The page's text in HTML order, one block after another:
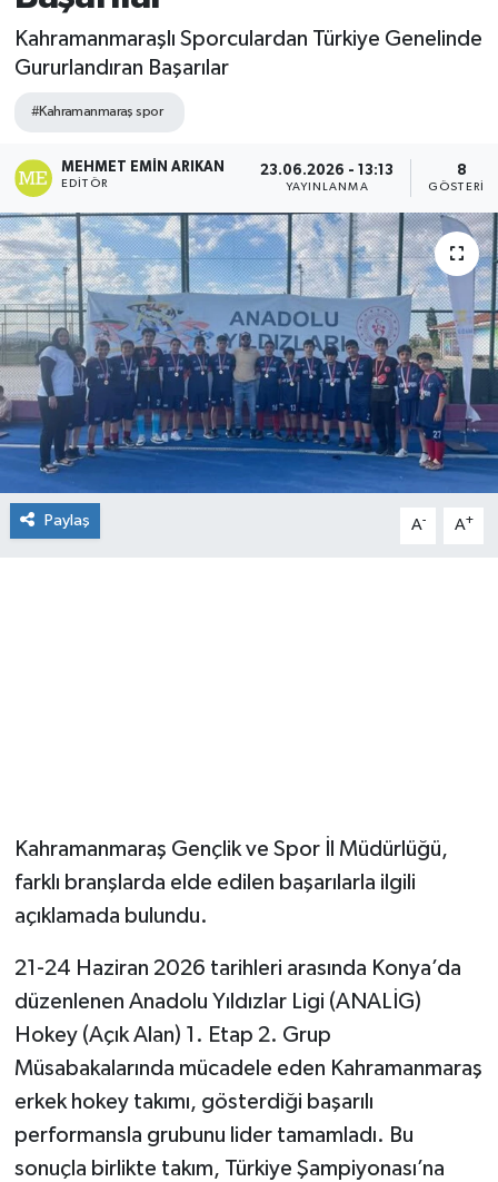
Kahramanmaraşlı Sporculardan Türkiye Genelinde
Gururlandıran Başarılar
#Kahramanmaraş spor
MEHMET EMIN ARIKAN
EDITÖR
23.06.2026 - 13:13
YAYINLANMA
8
GÖSTERIM
Paylaş A- A+
Kahramanmaraş Gençlik ve Spor İl Müdürlüğü,
farklı branşlarda elde edilen başarılarla ilgili
açıklamada bulundu.
21-24 Haziran 2026 tarihleri arasında Konya’da
düzenlenen Anadolu Yıldızlar Ligi (ANALİG)
Hokey (Açık Alan) 1. Etap 2. Grup
Müsabakalarında mücadele eden Kahramanmaraş
erkek hokey takımı, gösterdiği başarılı
performansla grubunu lider tamamladı. Bu
sonuçla birlikte takım, Türkiye Şampiyonası’na